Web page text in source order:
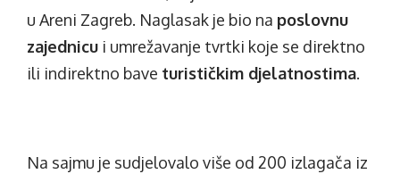
u Areni Zagreb. Naglasak je bio na poslovnu
zajednicu i umrežavanje tvrtki koje se direktno
ili indirektno bave turističkim djelatnostima.
Na sajmu je sudjelovalo više od 200 izlagača iz